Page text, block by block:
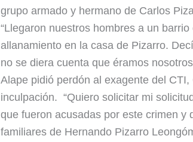
grupo armado y hermano de Carlos
“Llegaron nuestros hombres a un
allanamiento en la casa de Pizarro.
no se diera cuenta que éramos
Alape pidió perdón al exagente del
inculpación. “Quiero solicitar mi
que fueron acusadas por este crimen y
familiares de Hernando Pizarro
Sastoque
por
falsa
inculpación